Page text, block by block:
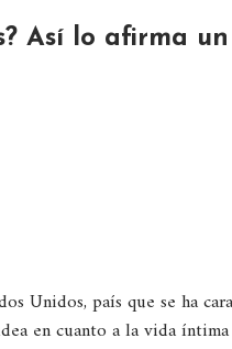
Así lo afirma
Unidos, país que se ha
en cuanto a la vida